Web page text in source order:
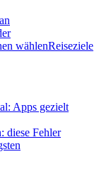
wählenReiseziele
Apps gezielt
diese Fehler